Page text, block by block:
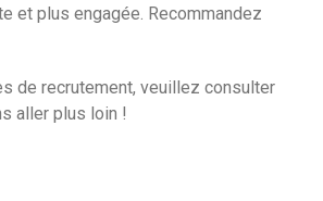
et plus engagée. Recommandez
de recrutement, veuillez consulter
aller plus loin !